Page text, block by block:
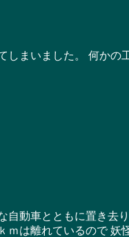
まいました。 何かの
動車とともに置き去
は離れているので 妖